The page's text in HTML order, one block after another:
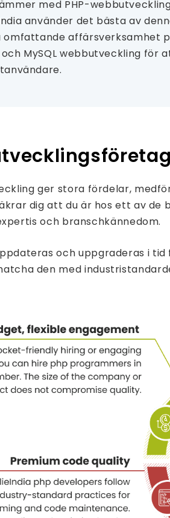
med PHP-
använder det bästa av
affärsverksamhet
och MySQL webbutveckling
ger stora fördelar,
dig att du är hos ett av de
och branschkännedom.
och uppgraderas i
den med